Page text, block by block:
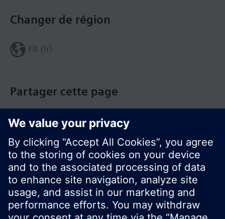
Partager cette page
Changer de région
FR (fr)
© Siemens Switzerland Ltd. Building Technologies